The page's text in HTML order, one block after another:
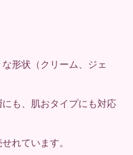
形状（クリーム、ジェ
も、肌おタイプにも対応
れています。